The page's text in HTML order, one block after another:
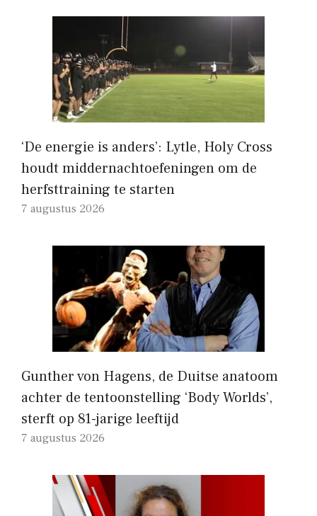
‘De energie is anders’: Lytle, Holy Cross
houdt middernachtoefeningen om de
herfsttraining te starten
7 augustus 2026
Gunther von Hagens, de Duitse anatoom
achter de tentoonstelling ‘Body Worlds’,
sterft op 81-jarige leeftijd
7 augustus 2026